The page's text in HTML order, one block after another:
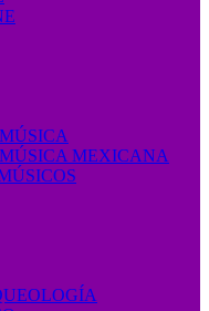
MEXICANA